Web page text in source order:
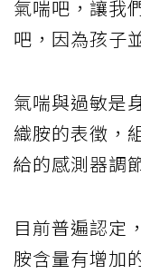
氣喘吧，讓我
吧，因為孩子
氣喘與過敏是
織胺的表徵，
給的感測器調
目前普遍認定
胺含量有增加